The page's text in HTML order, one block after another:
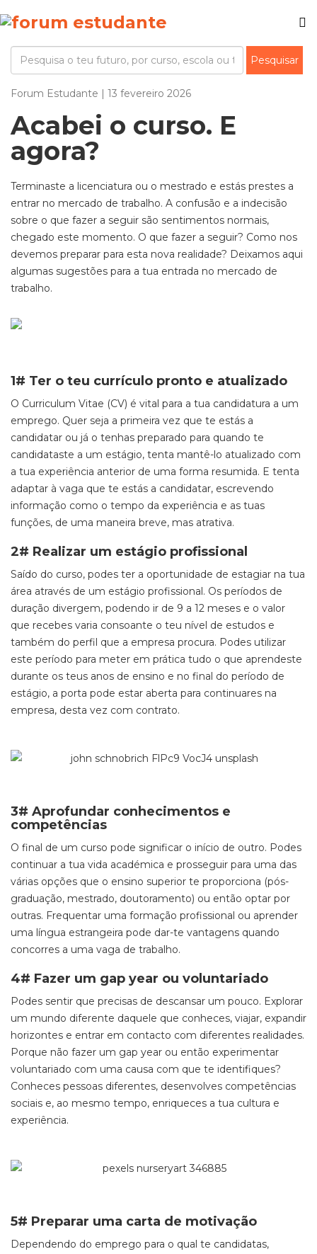
Forum Estudante | 13 fevereiro 2026
Acabei o curso. E
agora?
Terminaste a licenciatura ou o mestrado e estás prestes a
entrar no mercado de trabalho. A confusão e a indecisão
sobre o que fazer a seguir são sentimentos normais,
chegado este momento. O que fazer a seguir? Como nos
devemos preparar para esta nova realidade? Deixamos aqui
algumas sugestões para a tua entrada no mercado de
trabalho.
1# Ter o teu currículo pronto e atualizado
O Curriculum Vitae (CV) é vital para a tua candidatura a um
emprego. Quer seja a primeira vez que te estás a
candidatar ou já o tenhas preparado para quando te
candidataste a um estágio, tenta mantê-lo atualizado com
a tua experiência anterior de uma forma resumida. E tenta
adaptar à vaga que te estás a candidatar, escrevendo
informação como o tempo da experiência e as tuas
funções, de uma maneira breve, mas atrativa.
2# Realizar um estágio profissional
Saído do curso, podes ter a oportunidade de estagiar na tua
área através de um estágio profissional. Os períodos de
duração divergem, podendo ir de 9 a 12 meses e o valor
que recebes varia consoante o teu nível de estudos e
também do perfil que a empresa procura. Podes utilizar
este período para meter em prática tudo o que aprendeste
durante os teus anos de ensino e no final do período de
estágio, a porta pode estar aberta para continuares na
empresa, desta vez com contrato.
3# Aprofundar conhecimentos e
competências
O final de um curso pode significar o início de outro. Podes
continuar a tua vida académica e prosseguir para uma das
várias opções que o ensino superior te proporciona (pós-
graduação, mestrado, doutoramento) ou então optar por
outras. Frequentar uma formação profissional ou aprender
uma língua estrangeira pode dar-te vantagens quando
concorres a uma vaga de trabalho.
4# Fazer um gap year ou voluntariado
Podes sentir que precisas de descansar um pouco. Explorar
um mundo diferente daquele que conheces, viajar, expandir
horizontes e entrar em contacto com diferentes realidades.
Porque não fazer um gap year ou então experimentar
voluntariado com uma causa com que te identifiques?
Conheces pessoas diferentes, desenvolves competências
sociais e, ao mesmo tempo, enriqueces a tua cultura e
experiência.
5# Preparar uma carta de motivação
Dependendo do emprego para o qual te candidatas,